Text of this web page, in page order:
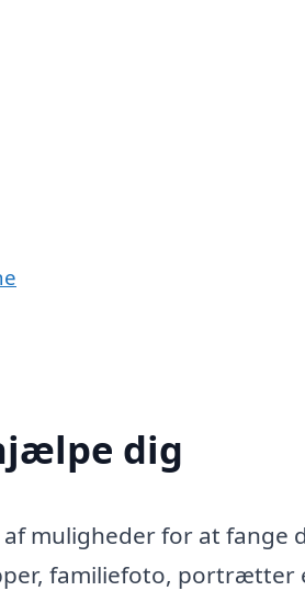
dig
muligheder for at fange
familiefoto, portrætter